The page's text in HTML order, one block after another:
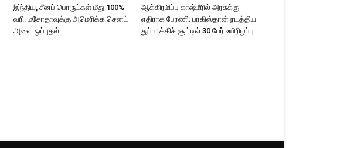
இந்திய, சீனப் பொருட்கள் மீது 100%
வரி: மசோதாவுக்கு அமெரிக்க செனட்
அவை ஒப்புதல்
ஆக்கிரமிப்பு காஷ்மீரில் அரசுக்கு
எதிராக பேரணி: பாகிஸ்தான் நடத்திய
துப்பாக்கிச் சூட்டில் 30 பேர் உயிரிழப்பு